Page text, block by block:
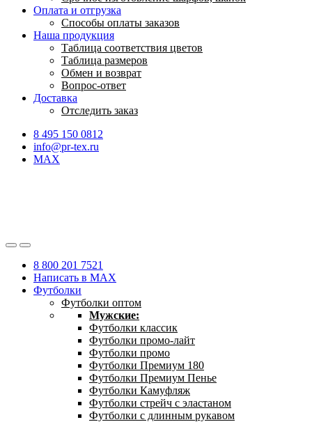
Оплата и отгрузка
Способы оплаты заказов
Наша продукция
Таблица соответствия цветов
Таблица размеров
Обмен и возврат
Вопрос-ответ
Доставка
Отследить заказ
8 495 150 0812
info@pr-tex.ru
MAX
8 800 201 7521
Написать в MAX
Футболки
Футболки оптом
Мужские:
Футболки классик
Футболки промо-лайт
Футболки промо
Футболки Премиум 180
Футболки Премиум Пенье
Футболки Камуфляж
Футболки стрейч с эластаном
Футболки с длинным рукавом